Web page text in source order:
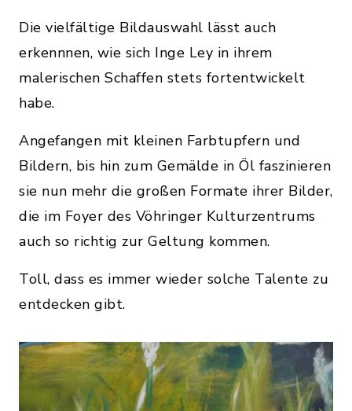
Die vielfältige Bildauswahl lässt auch
erkennnen, wie sich Inge Ley in ihrem
malerischen Schaffen stets fortentwickelt
habe.
Angefangen mit kleinen Farbtupfern und
Bildern, bis hin zum Gemälde in Öl faszinieren
sie nun mehr die großen Formate ihrer Bilder,
die im Foyer des Vöhringer Kulturzentrums
auch so richtig zur Geltung kommen.
Toll, dass es immer wieder solche Talente zu
entdecken gibt.